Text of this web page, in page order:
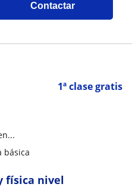
Contactar
1ª clase gratis
básica
física nivel